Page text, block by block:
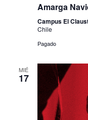
Amarga
Campus El
Chile
Pagado
MIÉ
17